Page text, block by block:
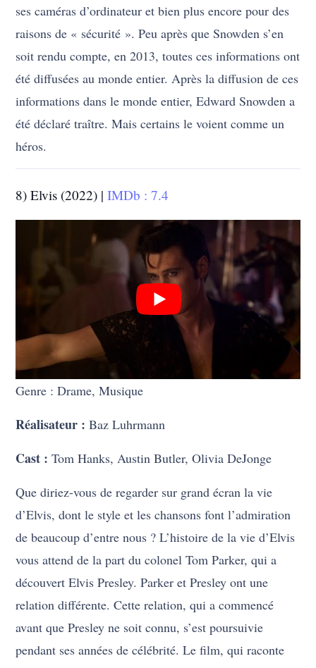
ses caméras d’ordinateur et bien plus encore pour des
raisons de « sécurité ». Peu après que Snowden s’en
soit rendu compte, en 2013, toutes ces informations ont
été diffusées au monde entier. Après la diffusion de ces
informations dans le monde entier, Edward Snowden a
été déclaré traître. Mais certains le voient comme un
héros.
8) Elvis (2022) |IMDb : 7.4
Genre : Drame, Musique
Réalisateur : Baz Luhrmann
Cast : Tom Hanks, Austin Butler, Olivia DeJonge
Que diriez-vous de regarder sur grand écran la vie
d’Elvis, dont le style et les chansons font l’admiration
de beaucoup d’entre nous ? L’histoire de la vie d’Elvis
vous attend de la part du colonel Tom Parker, qui a
découvert Elvis Presley. Parker et Presley ont une
relation différente. Cette relation, qui a commencé
avant que Presley ne soit connu, s’est poursuivie
pendant ses années de célébrité. Le film, qui raconte